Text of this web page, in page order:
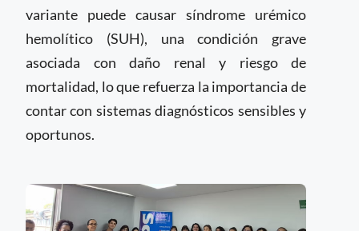
variante puede causar síndrome urémico
hemolítico (SUH), una condición grave
asociada con daño renal y riesgo de
mortalidad, lo que refuerza la importancia de
contar con sistemas diagnósticos sensibles y
oportunos.